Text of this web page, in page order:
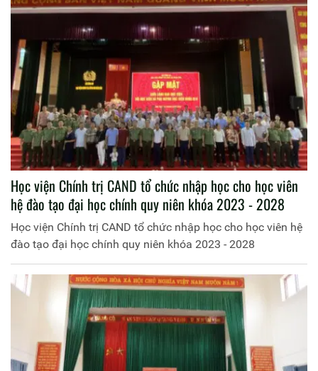
Học viện Chính trị CAND tổ chức nhập học cho học viên
hệ đào tạo đại học chính quy niên khóa 2023 - 2028
Học viện Chính trị CAND tổ chức nhập học cho học viên hệ
đào tạo đại học chính quy niên khóa 2023 - 2028